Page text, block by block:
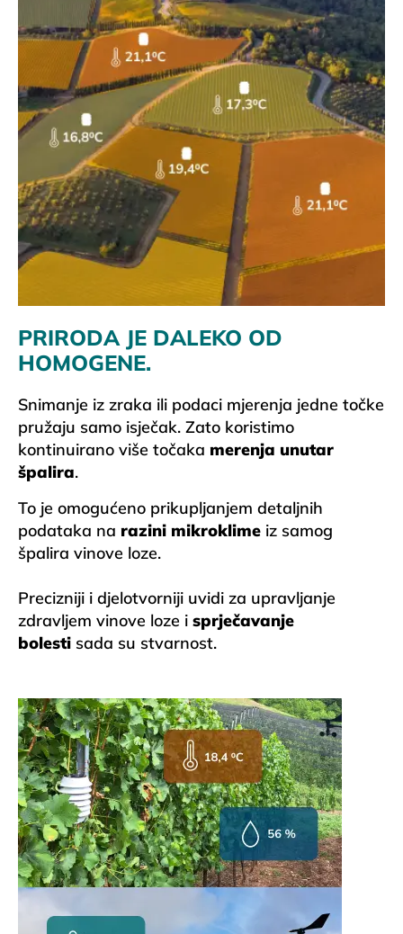
PRIRODA JE DALEKO OD
HOMOGENE.
Snimanje iz zraka ili podaci mjerenja jedne točke
pružaju samo isječak. Zato koristimo
kontinuirano više točaka merenja unutar
špalira.
To je omogućeno prikupljanjem detaljnih
podataka na razini mikroklime iz samog
špalira vinove loze.
Precizniji i djelotvorniji uvidi za upravljanje
zdravljem vinove loze i sprječavanje
bolesti sada su stvarnost.